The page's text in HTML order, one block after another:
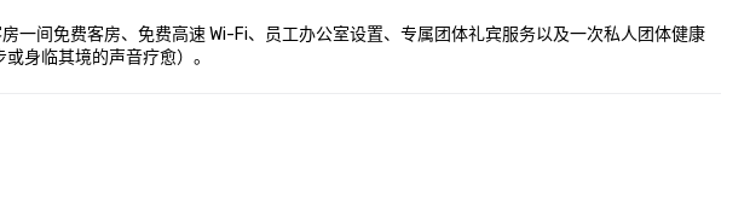
一间免费客房、免费高速 Wi-Fi、员工办公室设置、专属团体礼宾服务以及一次私人团体健康
身临其境的声音疗愈）。